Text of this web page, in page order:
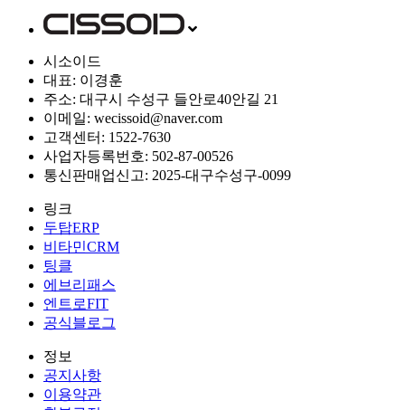
시소이드
대표: 이경훈
주소: 대구시 수성구 들안로40안길 21
이메일: wecissoid@naver.com
고객센터: 1522-7630
사업자등록번호: 502-87-00526
통신판매업신고: 2025-대구수성구-0099
링크
두탑ERP
비타민CRM
팅클
에브리패스
엔트로FIT
공식블로그
정보
공지사항
이용약관